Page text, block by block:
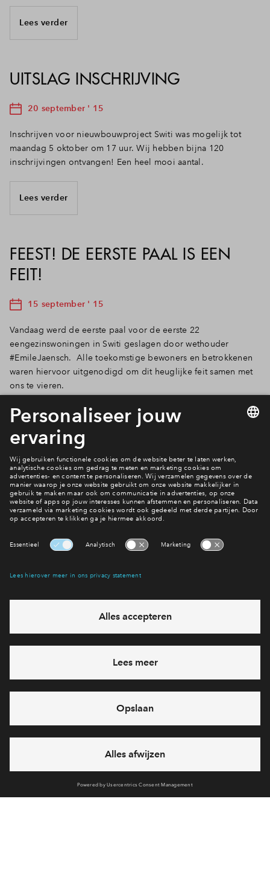
Lees verder
UITSLAG INSCHRIJVING
20 september ' 15
Inschrijven voor nieuwbouwproject Switi was mogelijk tot
maandag 5 oktober om 17 uur. Wij hebben bijna 120
inschrijvingen ontvangen! Een heel mooi aantal.
Lees verder
FEEST! DE EERSTE PAAL IS EEN
FEIT!
15 september ' 15
Vandaag werd de eerste paal voor de eerste 22
eengezinswoningen in Switi geslagen door wethouder
‪#‎EmileJaensch. ‬ Alle toekomstige bewoners en betrokkenen
waren hiervoor uitgenodigd om dit heuglijke feit samen met
ons te vieren. ‬‬‬‬‬‬
Lees verder
9 van 10
Interesse? Meld je dan snel aan
Hiermee blijf je op de hoogte van het belangrijkste nieuws en
Ja, ik wil mij aanmelden
Heb je een vraag en wil je direct antwoord? Bel ons op
712 29 10
6 dagen per week beschikbaar (behalve tijdens
feestdagen)
vandaag gesloten, maandag zijn we vanaf
09:00 uur weer
bereikbaar